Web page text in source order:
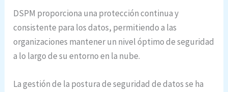
DSPM proporciona una protección continua y
consistente para los datos, permitiendo a las
organizaciones mantener un nivel óptimo de seguridad
a lo largo de su entorno en la nube.
La gestión de la postura de seguridad de datos se ha